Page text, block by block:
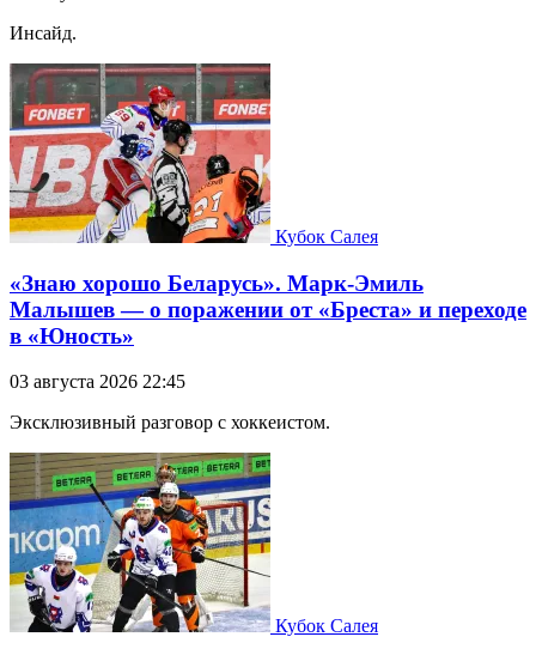
Инсайд.
Кубок Салея
«Знаю хорошо Беларусь». Марк-Эмиль
Малышев — о поражении от «Бреста» и переходе
в «Юность»
03 августа 2026 22:45
Эксклюзивный разговор с хоккеистом.
Кубок Салея